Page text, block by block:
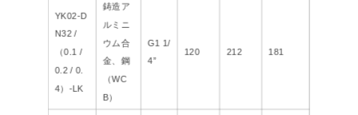
YK02-D
N32 /
（0.1 /
0.2 / 0.
4）-LK
鋳造ア
ルミニ
ウム合
金、鋼
（WC
B）
G1 1/
4”
120 212 181